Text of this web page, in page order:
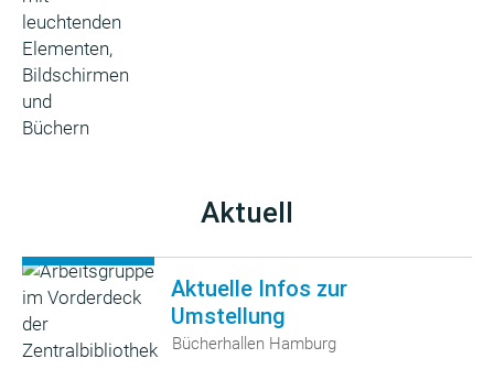
Aktuell
Aktuelle Infos zur
Umstellung
Bücherhallen Hamburg